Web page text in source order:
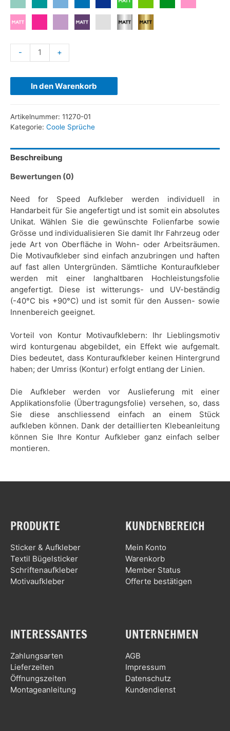
- +
In den Warenkorb
Artikelnummer: 11270-01
Kategorie: Coole Sprüche
Beschreibung
Bewertungen (0)
Need for Speed Aufkleber werden individuell in
Handarbeit für Sie angefertigt und ist somit ein absolutes
Unikat. Wählen Sie die gewünschte Folienfarbe sowie
Grösse und individualisieren Sie damit Ihr Fahrzeug oder
jede Art von Oberfläche in Wohn- oder Arbeitsräumen.
Die Motivaufkleber sind einfach anzubringen und haften
auf fast allen Untergründen. Sämtliche Konturaufkleber
werden mit einer langhaltbaren Hochleistungsfolie
angefertigt. Diese ist witterungs- und UV-beständig
(-40°C bis +90°C) und ist somit für den Aussen- sowie
Innenbereich geeignet.
Vorteil von Kontur Motivaufklebern: Ihr Lieblingsmotiv
wird konturgenau abgebildet, ein Effekt wie aufgemalt.
Dies bedeutet, dass Konturaufkleber keinen Hintergrund
haben; der Umriss (Kontur) erfolgt entlang der Linien.
Die Aufkleber werden vor Auslieferung mit einer
Applikationsfolie (Übertragungsfolie) versehen, so, dass
Sie diese anschliessend einfach an einem Stück
aufkleben können. Dank der detaillierten Klebeanleitung
können Sie Ihre Kontur Aufkleber ganz einfach selber
montieren.
PRODUKTE
Sticker & Aufkleber
Textil Bügelsticker
Schriftenaufkleber
Motivaufkleber
KUNDENBEREICH
Mein Konto
Warenkorb
Member Status
Offerte bestätigen
INTERESSANTES
Zahlungsarten
Lieferzeiten
Öffnungszeiten
Montageanleitung
UNTERNEHMEN
AGB
Impressum
Datenschutz
Kundendienst